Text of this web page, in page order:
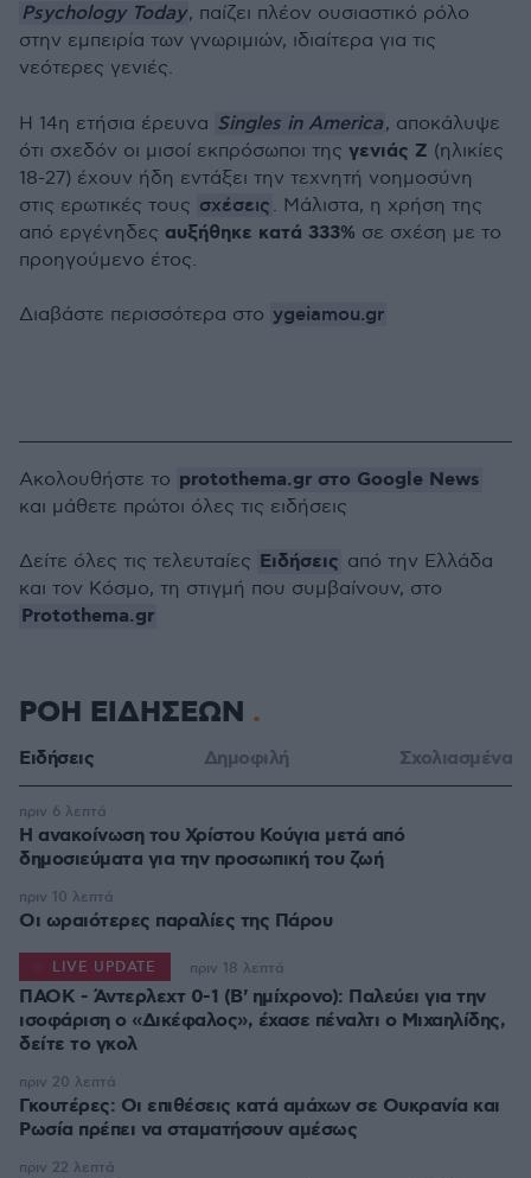
Psychology Today, παίζει πλέον ουσιαστικό ρόλο
στην εμπειρία των γνωριμιών, ιδιαίτερα για τις
νεότερες γενιές.
Η 14η ετήσια έρευνα Singles in America, αποκάλυψε
ότι σχεδόν οι μισοί εκπρόσωποι της γενιάς Z (ηλικίες
18-27) έχουν ήδη εντάξει την τεχνητή νοημοσύνη
στις ερωτικές τους σχέσεις . Μάλιστα, η χρήση της
από εργένηδες αυξήθηκε κατά 333% σε σχέση με το
προηγούμενο έτος.
Διαβάστε περισσότερα στο ygeiamou.gr
Ακολουθήστε το protothema.gr στο Google News
και μάθετε πρώτοι όλες τις ειδήσεις
Δείτε όλες τις τελευταίες Ειδήσεις από την Ελλάδα
και τον Κόσμο, τη στιγμή που συμβαίνουν, στο
Protothema.gr
ΡΟΗ ΕΙΔΗΣΕΩΝ
Ειδήσεις Δημοφιλή Σχολιασμένα
Η ανακοίνωση του Χρίστου Κούγια μετά από
δημοσιεύματα για την προσωπική του ζωή
πριν 6 λεπτά
Οι ωραιότερες παραλίες της Πάρου
πριν 10 λεπτά
ΠΑΟΚ - Άντερλεχτ 0-1 (Β' ημίχρονο): Παλεύει για την
ισοφάριση ο «Δικέφαλος», έχασε πέναλτι ο Μιχαηλίδης,
LIVE UPDATE πριν 18 λεπτά
Γκουτέρες: Οι επιθέσεις κατά αμάχων σε Ουκρανία και
Ρωσία πρέπει να σταματήσουν αμέσως
πριν 20 λεπτά
πριν 22 λεπτά